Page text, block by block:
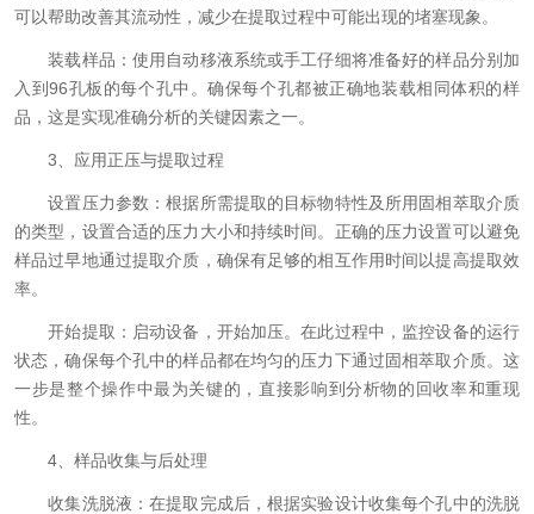
可以帮助改善其流动性，减少在提取过程中可能出现的堵塞现象。
装载样品：使用自动移液系统或手工仔细将准备好的样品分别加
入到96孔板的每个孔中。确保每个孔都被正确地装载相同体积的样
品，这是实现准确分析的关键因素之一。
3、应用正压与提取过程
设置压力参数：根据所需提取的目标物特性及所用固相萃取介质
的类型，设置合适的压力大小和持续时间。正确的压力设置可以避免
样品过早地通过提取介质，确保有足够的相互作用时间以提高提取效
率。
开始提取：启动设备，开始加压。在此过程中，监控设备的运行
状态，确保每个孔中的样品都在均匀的压力下通过固相萃取介质。这
一步是整个操作中最为关键的，直接影响到分析物的回收率和重现
性。
4、样品收集与后处理
收集洗脱液：在提取完成后，根据实验设计收集每个孔中的洗脱